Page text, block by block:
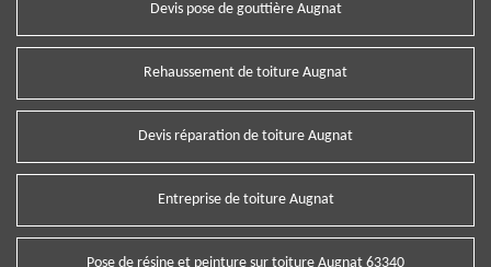
Devis pose de gouttière Augnat
Rehaussement de toiture Augnat
Devis réparation de toiture Augnat
Entreprise de toiture Augnat
Pose de résine et peinture sur toiture Augnat 63340